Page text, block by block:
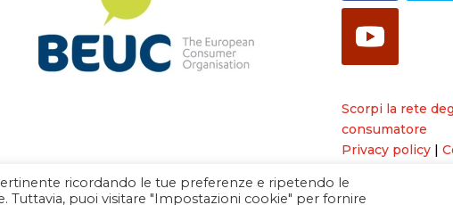
Scorpi la rete
consumatore
Privacy policy|
ricordando le tue preferenze e ripetendo le
Tuttavia, puoi visitare "Impostazioni cookie" per fornire